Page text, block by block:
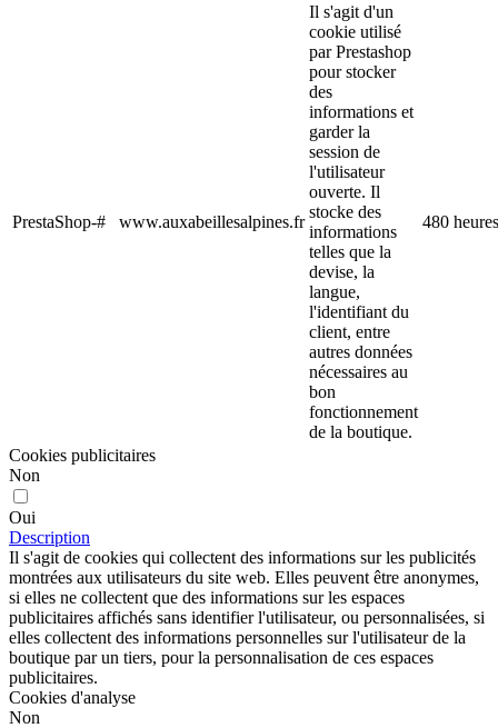
PrestaShop-# www.auxabeillesalpines.fr
Il s'agit d'un
cookie utilisé
par Prestashop
pour stocker
des
informations et
garder la
session de
l'utilisateur
ouverte. Il
stocke des
informations
telles que la
devise, la
langue,
l'identifiant du
client, entre
autres données
nécessaires au
bon
fonctionnement
de la boutique.
480 heures
Cookies publicitaires
Non
Oui
Description
Il s'agit de cookies qui collectent des informations sur les publicités
montrées aux utilisateurs du site web. Elles peuvent être anonymes,
si elles ne collectent que des informations sur les espaces
publicitaires affichés sans identifier l'utilisateur, ou personnalisées, si
elles collectent des informations personnelles sur l'utilisateur de la
boutique par un tiers, pour la personnalisation de ces espaces
publicitaires.
Cookies d'analyse
Non